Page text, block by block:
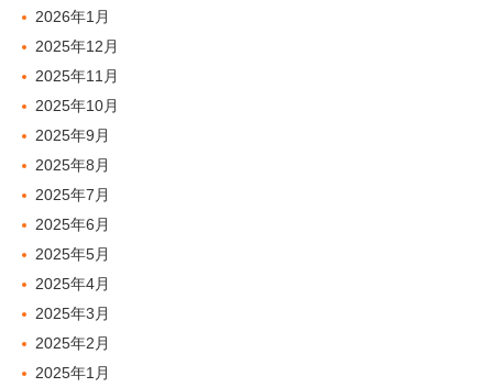
2026年1月
2025年12月
2025年11月
2025年10月
2025年9月
2025年8月
2025年7月
2025年6月
2025年5月
2025年4月
2025年3月
2025年2月
2025年1月